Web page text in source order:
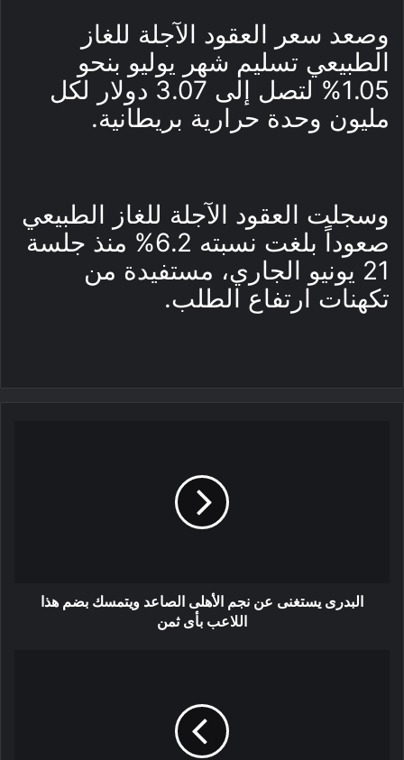
وصعد سعر العقود الآجلة للغاز
الطبيعي تسليم شهر يوليو بنحو
1.05% لتصل إلى 3.07 دولار لكل
مليون وحدة حرارية بريطانية.
وسجلت العقود الآجلة للغاز الطبيعي
صعوداً بلغت نسبته 6.2% منذ جلسة
21 يونيو الجاري، مستفيدة من
تكهنات ارتفاع الطلب.
البدرى يستغنى عن نجم الأهلى الصاعد ويتمسك بضم هذا
اللاعب بأى ثمن